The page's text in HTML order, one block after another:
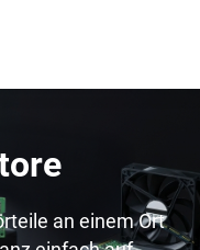
an einem Ort